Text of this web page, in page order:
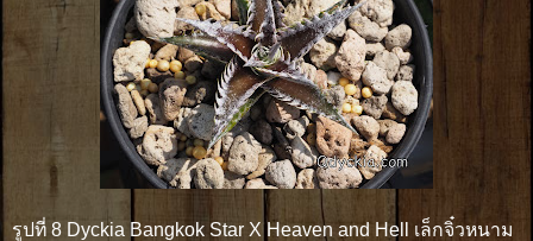
รูปที่ 8 Dyckia Bangkok Star X Heaven and Hell เล็กจิ๋วหนาม